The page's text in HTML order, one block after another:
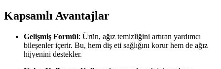
Kapsamlı Avantajlar
Gelişmiş Formül: Ürün, ağız temizliğini artıran yardımcı
bileşenler içerir. Bu, hem diş eti sağlığını korur hem de ağız
hijyenini destekler.